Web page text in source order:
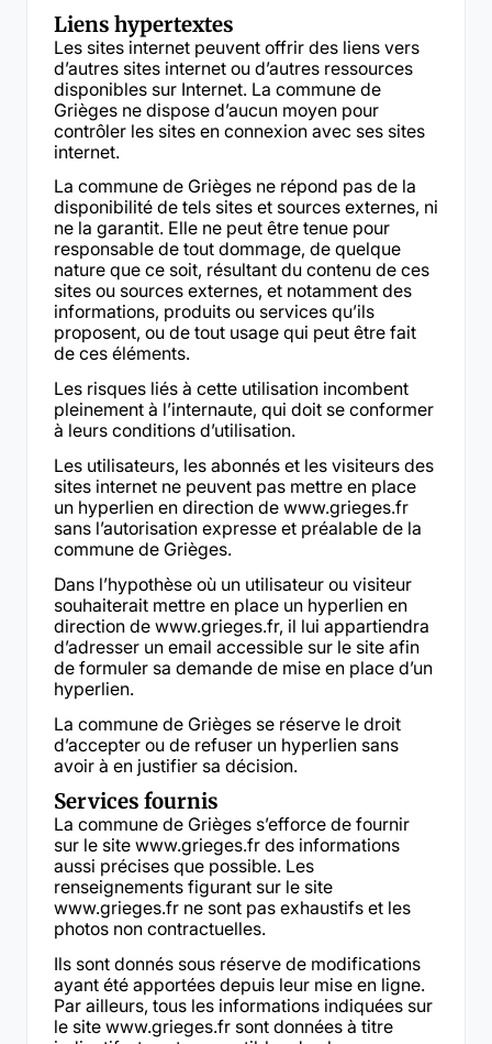
Liens hypertextes
Les sites internet peuvent offrir des liens vers
d’autres sites internet ou d’autres ressources
disponibles sur Internet. La commune de
Grièges ne dispose d’aucun moyen pour
contrôler les sites en connexion avec ses sites
internet.
La commune de Grièges ne répond pas de la
disponibilité de tels sites et sources externes, ni
ne la garantit. Elle ne peut être tenue pour
responsable de tout dommage, de quelque
nature que ce soit, résultant du contenu de ces
sites ou sources externes, et notamment des
informations, produits ou services qu’ils
proposent, ou de tout usage qui peut être fait
de ces éléments.
Les risques liés à cette utilisation incombent
pleinement à l’internaute, qui doit se conformer
à leurs conditions d’utilisation.
Les utilisateurs, les abonnés et les visiteurs des
sites internet ne peuvent pas mettre en place
un hyperlien en direction de www.grieges.fr
sans l’autorisation expresse et préalable de la
commune de Grièges.
Dans l’hypothèse où un utilisateur ou visiteur
souhaiterait mettre en place un hyperlien en
direction de www.grieges.fr, il lui appartiendra
d’adresser un email accessible sur le site afin
de formuler sa demande de mise en place d’un
hyperlien.
La commune de Grièges se réserve le droit
d’accepter ou de refuser un hyperlien sans
avoir à en justifier sa décision.
Services fournis
La commune de Grièges s’efforce de fournir
sur le site www.grieges.fr des informations
aussi précises que possible. Les
renseignements figurant sur le site
www.grieges.fr ne sont pas exhaustifs et les
photos non contractuelles.
Ils sont donnés sous réserve de modifications
ayant été apportées depuis leur mise en ligne.
Par ailleurs, tous les informations indiquées sur
le site www.grieges.fr sont données à titre